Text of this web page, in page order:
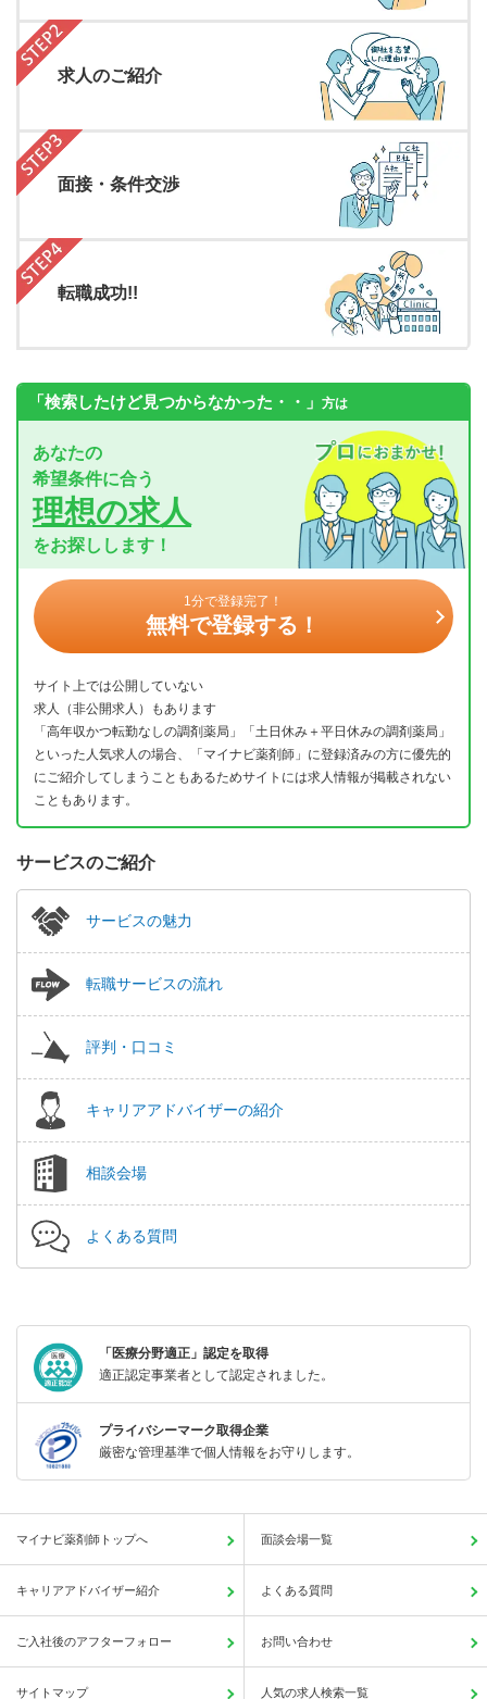
求人のご紹介
面接・条件交渉
転職成功!!
「検索したけど見つからなかった・・」 方は
あなたの
希望条件に合う
理想の求人
をお探しします！
1分で登録完了！
無料で登録する！
サイト上では公開していない
求人（非公開求人）もあります
「高年収かつ転勤なしの調剤薬局」「土日休み＋平日休みの調剤薬局」
といった人気求人の場合、「マイナビ薬剤師」に登録済みの方に優先的
にご紹介してしまうこともあるためサイトには求人情報が掲載されない
こともあります。
サービスのご紹介
サービスの魅力
転職サービスの流れ
評判・口コミ
キャリアアドバイザーの紹介
相談会場
よくある質問
「医療分野適正」認定を取得
適正認定事業者として認定されました。
プライバシーマーク取得企業
厳密な管理基準で個人情報をお守りします。
マイナビ薬剤師トップへ 面談会場一覧
キャリアアドバイザー紹介 よくある質問
ご入社後のアフターフォロー お問い合わせ
サイトマップ 人気の求人検索一覧